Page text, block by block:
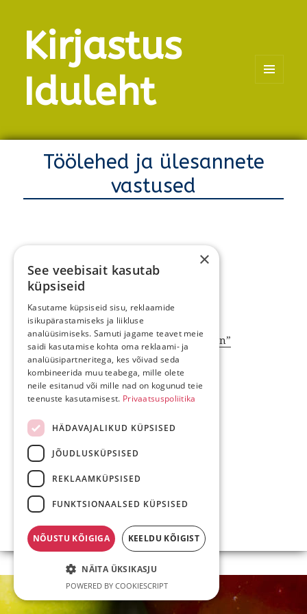
Kirjastus
Iduleht
Töölehed ja ülesannete
vastused
Triibuline teisipäev
Kirju kolmapäev
Oranž neljapäev
Roosa reede
Muinasjutt “Tark tüdruk ja vanapagan”
Õnnemuna
×
See veebisait kasutab
küpsiseid
Kasutame küpsiseid sisu, reklaamide
isikupärastamiseks ja liikluse
analüüsimiseks. Samuti jagame teavet meie
saidi kasutamise kohta oma reklaami- ja
analüüsipartneritega, kes võivad seda
kombineerida muu teabega, mille olete
neile esitanud või mille nad on kogunud teie
teenuste kasutamisest. Privaatsuspoliitika
HÄDAVAJALIKUD KÜPSISED
JÕUDLUSKÜPSISED
REKLAAMKÜPSISED
FUNKTSIONAALSED KÜPSISED
NÕUSTU KÕIGIGA KEELDU KÕIGIST
NÄITA ÜKSIKASJU
POWERED BY COOKIESCRIPT